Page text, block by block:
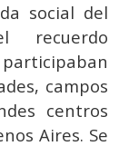
social del
recuerdo
campos
centros
Aires. Se